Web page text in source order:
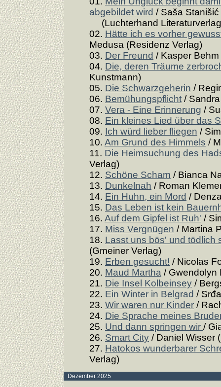
abgebildet wird / Saša Stanišić
(Luchterhand
02. Hätte ich es vorher
Medusa (Residenz Verlag)
03. Der Freund / Kasper
04. Die, deren Träume
Kunstmann)
05. Die Schwarzgeherin /
06. Bemühungspflicht /
07. Vera - Eine Erinnerung /
08. Ein kleines Lied über das
09. Ich würd lieber fliegen /
10. Am Grund des Himmels /
11. Die Heimsuchung des
Verlag)
12. Schöne Scham / Bianca
13. Dunkelnah / Roman
14. Ein Huhn, ein Mord /
15. Das Leben ist kein
16. Auf dem Gipfel ist Ruh' /
17. Miss Vergnügen / Martina
18. Lasst uns bös' und tödlich
(Gmeiner Verlag)
19. Erben gesucht! / Nicolas
20. Maud Martha / Gwendolyn
21. Die Insel Kolbeinsey /
22. Ein Winter in Belgrad /
23. Wir waren nur Kinder /
24. Die Sprache meines
25. Und dann springen wir /
26. Smart City / Daniel Wisser
27. Hatokos wunderbarer
Verlag)
Dezember 2025